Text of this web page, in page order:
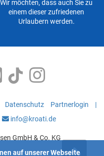
Wir möchten, dass auch Sie zu
einem dieser zufriedenen
Urlaubern werden.
Datenschutz Partnerlogin
|
info@kroati.de
GmbH & Co. KG
auf unserer Webseite